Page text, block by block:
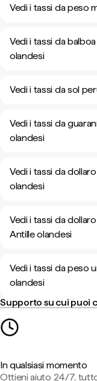
Vedi i tassi da peso
Vedi i tassi da
olandesi
Vedi i tassi da sol
Vedi i tassi da
olandesi
Vedi i tassi da
olandesi
Vedi i tassi da
Antille olandesi
Vedi i tassi da peso
olandesi
Supporto su cui puoi
In qualsiasi momento
Ottieni aiuto 24/7,